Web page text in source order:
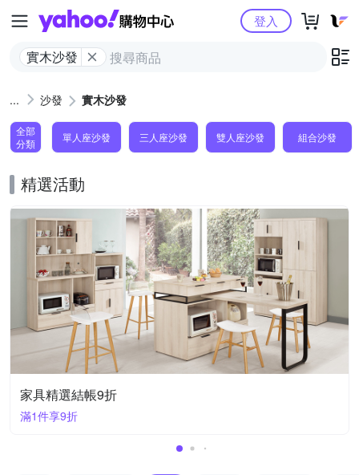
Yahoo購物中心
實木沙發
登入
沙發 實木沙發
全部
分類
單人座沙發 三人座沙發 雙人座沙發 組合沙發
精選活動
家具精選結帳9折
滿1件享9折